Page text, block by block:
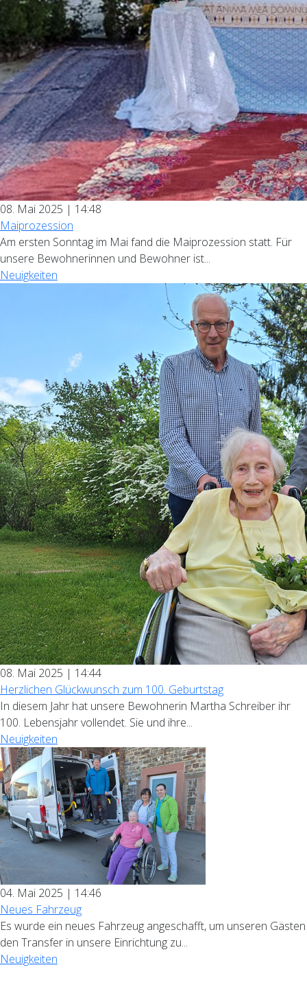
08. Mai 2025 | 14:48
Maiprozession
Am ersten Sonntag im Mai fand die Maiprozession statt. Für
unsere Bewohnerinnen und Bewohner ist...
Neuigkeiten
08. Mai 2025 | 14:44
Herzlichen Glückwunsch zum 100. Geburtstag
In diesem Jahr hat unsere Bewohnerin Martha Schreiber ihr
100. Lebensjahr vollendet. Sie und ihre...
Neuigkeiten
04. Mai 2025 | 14:46
Neues Fahrzeug
Es wurde ein neues Fahrzeug angeschafft, um unseren Gästen
den Transfer in unsere Einrichtung zu...
Neuigkeiten